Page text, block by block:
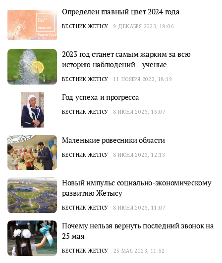
Определен главный цвет 2024 года
ВЕСТНИК ЖЕТІСУ 9 ДЕКАБРЯ 2023, 18:06
2023 год станет самым жарким за всю
историю наблюдений – ученые
ВЕСТНИК ЖЕТІСУ 11 НОЯБРЯ 2023, 18:19
Год успеха и прогресса
ВЕСТНИК ЖЕТІСУ 8 ИЮНЯ 2023, 16:07
Маленькие ровесники области
ВЕСТНИК ЖЕТІСУ 8 ИЮНЯ 2023, 12:13
Новый импульс социально-экономическому
развитию Жетысу
ВЕСТНИК ЖЕТІСУ 8 ИЮНЯ 2023, 11:07
Почему нельзя вернуть последний звонок на
25 мая
ВЕСТНИК ЖЕТІСУ 25 МАЯ 2023, 11:52